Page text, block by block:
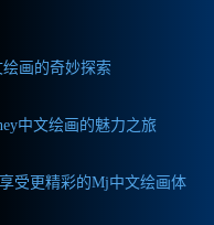
画的奇妙探索
中文绘画的魅力之旅
受更精彩的Mj中文绘画体